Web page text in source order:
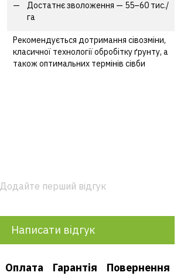
Достатнє зволоження — 55–60 тис./
га
Рекомендується дотримання сівозміни,
класичної технології обробітку ґрунту, а
також оптимальних термінів сівби
Додайте перший відгук
Написати відгук
Оплата Гарантія Повернення